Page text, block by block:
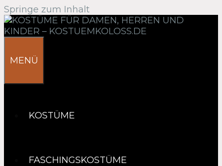
Springe zum Inhalt
MENÜ
KOSTÜME
FASCHINGSKOSTÜME